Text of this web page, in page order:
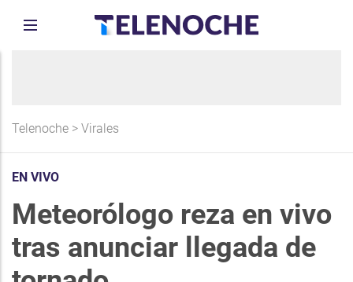
Telenoche > Virales
EN VIVO
Meteorólogo reza en vivo
tras anunciar llegada de